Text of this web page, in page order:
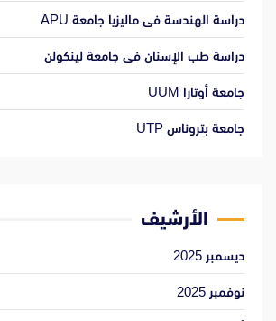
دراسة الهندسة فى ماليزيا جامعة APU
دراسة طب الإسنان فى جامعة لينكولن
جامعة أوتارا UUM
جامعة بتروناس UTP
الأرشيف
ديسمبر 2025
نوفمبر 2025